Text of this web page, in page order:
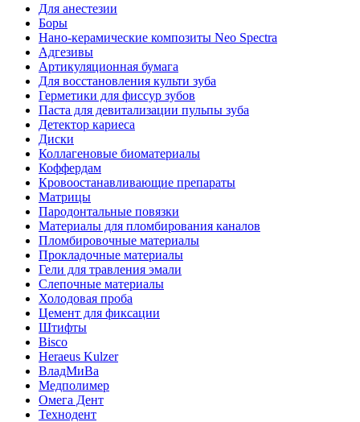
Для анестезии
Боры
Нано-керамические композиты Neo Spectra
Адгезивы
Артикуляционная бумага
Для восстановления культи зуба
Герметики для фиссур зубов
Паста для девитализации пульпы зуба
Детектор кариеса
Диски
Коллагеновые биоматериалы
Коффердам
Кровоостанавливающие препараты
Матрицы
Пародонтальные повязки
Материалы для пломбирования каналов
Пломбировочные материалы
Прокладочные материалы
Гели для травления эмали
Слепочные материалы
Холодовая проба
Цемент для фиксации
Штифты
Bisco
Heraeus Kulzer
ВладМиВа
Медполимер
Омега Дент
Технодент